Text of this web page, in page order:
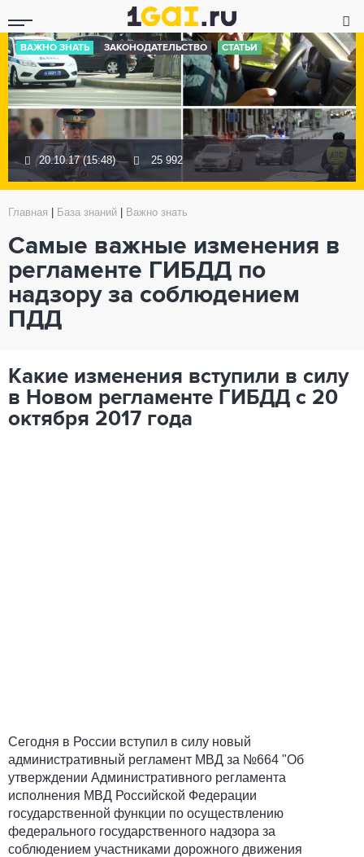
ВАЖНО ЗНАТЬ ЗАКОНОДАТЕЛЬСТВО СТАТЬИ
20.10.17 (15:48) 25 992
Главная База знаний Важно знать
Самые важные изменения в
регламенте ГИБДД по
надзору за соблюдением
ПДД
Какие изменения вступили в силу
в Новом регламенте ГИБДД с 20
октября 2017 года
Сегодня в России вступил в силу новый
административный регламент МВД за №664 "Об
утверждении Административного регламента
исполнения МВД Российской Федерации
государственной функции по осуществлению
федерального государственного надзора за
соблюдением участниками дорожного движения